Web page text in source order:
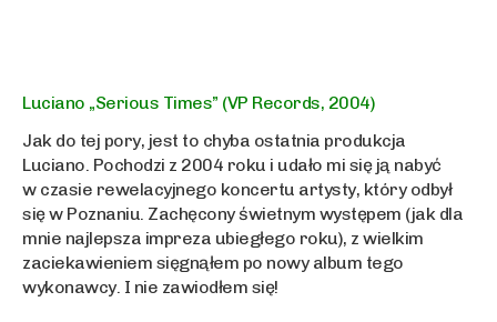
Luciano „Serious Times” (VP Records, 2004)
Jak do tej pory, jest to chyba ostatnia produkcja
Luciano. Pochodzi z 2004 roku i udało mi się ją nabyć
w czasie rewelacyjnego koncertu artysty, który odbył
się w Poznaniu. Zachęcony świetnym występem (jak dla
mnie najlepsza impreza ubiegłego roku), z wielkim
zaciekawieniem sięgnąłem po nowy album tego
wykonawcy. I nie zawiodłem się!